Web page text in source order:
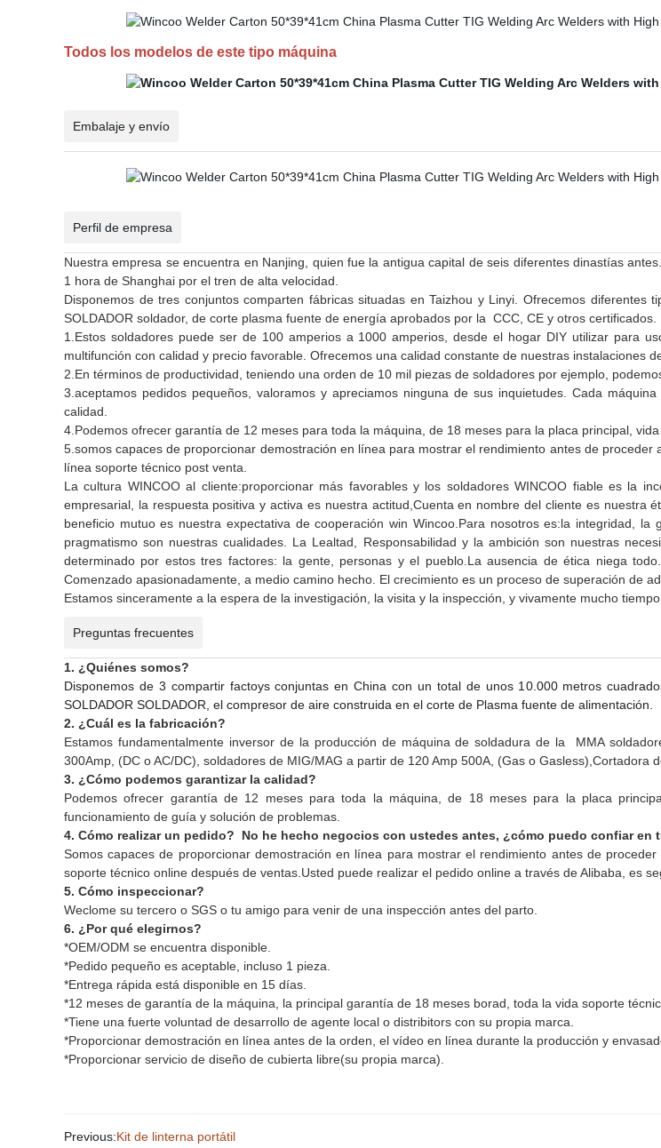
Todos los modelos de este tipo máquina
Embalaje y envío
Perfil de empresa
Nuestra empresa se encuentra en Nanjing, quien fue la antigua capital de seis diferentes dinastías
1 hora de Shanghai por el tren de alta velocidad.
Disponemos de tres conjuntos comparten fábricas situadas en Taizhou y Linyi. Ofrecemos
SOLDADOR soldador, de corte plasma fuente de energía aprobados por la CCC, CE y otros certificados.
1.Estos soldadores puede ser de 100 amperios a 1000 amperios, desde el hogar DIY utilizar para
multifunción con calidad y precio favorable. Ofrecemos una calidad constante de nuestras instalaciones
2.En términos de productividad, teniendo una orden de 10 mil piezas de soldadores por ejemplo,
3.aceptamos pedidos pequeños, valoramos y apreciamos ninguna de sus inquietudes. Cada
calidad.
4.Podemos ofrecer garantía de 12 meses para toda la máquina, de 18 meses para la placa principal,
5.somos capaces de proporcionar demostración en línea para mostrar el rendimiento antes de
línea soporte técnico post venta.
La cultura WINCOO al cliente:proporcionar más favorables y los soldadores WINCOO fiable es la
empresarial, la respuesta positiva y activa es nuestra actitud,Cuenta en nombre del cliente es
beneficio mutuo es nuestra expectativa de cooperación win Wincoo.Para nosotros es:la integridad,
pragmatismo son nuestras cualidades. La Lealtad, Responsabilidad y la ambición son nuestras
determinado por estos tres factores: la gente, personas y el pueblo.La ausencia de ética niega
Comenzado apasionadamente, a medio camino hecho. El crecimiento es un proceso de superación de
Estamos sinceramente a la espera de la investigación, la visita y la inspección, y vivamente mucho
Preguntas frecuentes
1. ¿Quiénes somos?
Disponemos de 3 compartir factoys conjuntas en China con un total de unos 10.000 metros
SOLDADOR SOLDADOR, el compresor de aire construida en el corte de Plasma fuente de alimentación.
2. ¿Cuál es la fabricación?
Estamos fundamentalmente inversor de la producción de máquina de soldadura de la
MMA
300Amp, (DC o AC/DC), soldadores de MIG/MAG a partir de 120 Amp 500A, (Gas o Gasless), Cortadora
3. ¿Cómo podemos garantizar la calidad?
Podemos ofrecer garantía de 12 meses para toda la máquina, de 18 meses para la placa
funcionamiento de guía y solución de problemas.
4. Cómo realizar un pedido? No he hecho negocios con ustedes antes, ¿cómo puedo confiar en
Somos capaces de proporcionar demostración en línea para mostrar el rendimiento antes de
soporte técnico online después de ventas. Usted puede realizar el pedido online a través de Alibaba, es
5. Cómo inspeccionar?
Weclome su tercero o SGS o tu amigo para venir de una inspección antes del parto.
6. ¿Por qué elegirnos?
*OEM/ODM se encuentra disponible.
*Pedido pequeño es aceptable, incluso 1 pieza.
*Entrega rápida está disponible en 15 días.
*12 meses de garantía de la máquina, la principal garantía de 18 meses borad, toda la vida soporte
*Tiene una fuerte voluntad de desarrollo de agente local o distribitors con su propia marca.
*Proporcionar demostración en línea antes de la orden, el vídeo en línea durante la producción y
*Proporcionar servicio de diseño de cubierta libre(su propia marca).
Previous:Kit de linterna portátil